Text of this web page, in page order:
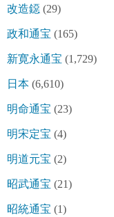
改造鐚 (29)
政和通宝 (165)
新寛永通宝 (1,729)
日本 (6,610)
明命通宝 (23)
明宋定宝 (4)
明道元宝 (2)
昭武通宝 (21)
昭統通宝 (1)